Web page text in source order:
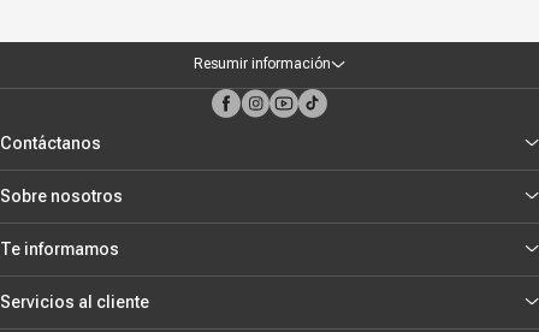
Resumir información
Contáctanos
Sobre nosotros
Te informamos
Servicios al cliente